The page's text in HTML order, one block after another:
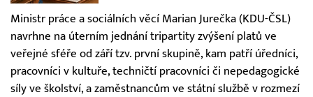
Ministr práce a sociálních věcí Marian Jurečka (KDU-ČSL)
navrhne na úterním jednání tripartity zvýšení platů ve
veřejné sféře od září tzv. první skupině, kam patří úředníci,
pracovníci v kultuře, techničtí pracovníci či nepedagogické
síly ve školství, a zaměstnancům ve státní službě v rozmezí